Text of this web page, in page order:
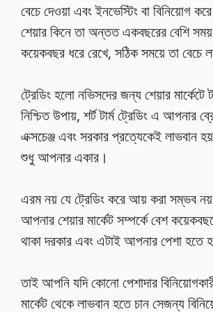
বেচে দেওয়া এবং ইনভেস্টিং বা বিনিয়োগ
শেয়ার কিনে তা অন্তত একবছরের বেশি সময়
কয়েকবছর ধরে রেখে, সঠিক সময়ে তা বেচে
ট্রেডিং হলো নভিসদের জন্য শেয়ার মার্কেটে
নিশ্চিত উপায়, শর্ট টার্ম ট্রেডিং এ আপনার
এক্সচেঞ্জ এবং সরকার প্রত্যেকেই লাভবান
শুধু আপনার একার।
এরম নয় যে ট্রেডিং করে আয় করা সম্ভব
আপনার শেয়ার মার্কেট সম্পর্কে বেশ
থাকা দরকার এবং এটাই আপনার পেশা হতে
তাই আপনি যদি কোনো পেশাদার
মার্কেট থেকে লাভবান হতে চান সেজন্য